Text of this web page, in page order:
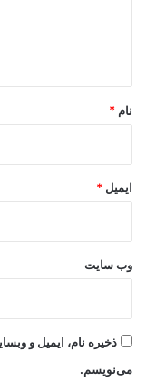
نام *
ایمیل *
وب‌ سایت
ذخیره نام، ایمیل و
می‌نویسم.